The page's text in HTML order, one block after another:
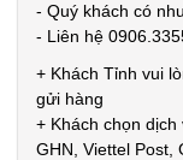
- Quý khách có
- Liên hệ
+ Khách Tỉnh vui
gửi hàng
+ Khách chọn
GHN, Viettel Post,